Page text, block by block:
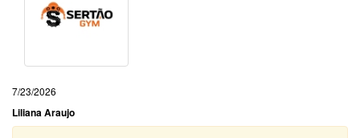
7/23/2026
Liliana Araujo